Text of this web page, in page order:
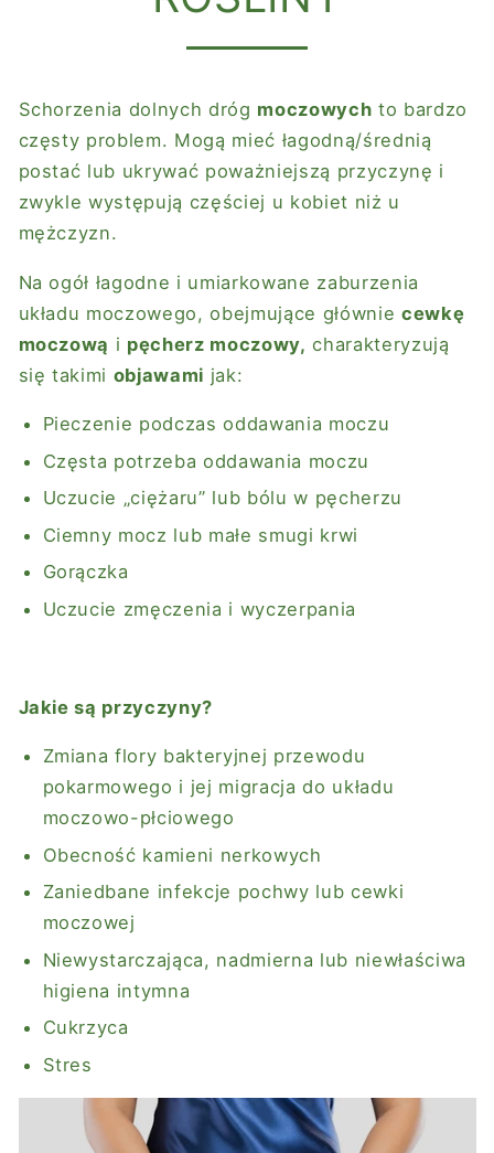
Schorzenia dolnych dróg moczowych to bardzo
częsty problem. Mogą mieć łagodną/średnią
postać lub ukrywać poważniejszą przyczynę i
zwykle występują częściej u kobiet niż u
mężczyzn.
Na ogół łagodne i umiarkowane zaburzenia
układu moczowego, obejmujące głównie cewkę
moczową i pęcherz moczowy, charakteryzują
się takimi objawami jak:
Pieczenie podczas oddawania moczu
Częsta potrzeba oddawania moczu
Uczucie „ciężaru” lub bólu w pęcherzu
Ciemny mocz lub małe smugi krwi
Gorączka
Uczucie zmęczenia i wyczerpania
Jakie są przyczyny?
Zmiana flory bakteryjnej przewodu
pokarmowego i jej migracja do układu
moczowo-płciowego
Obecność kamieni nerkowych
Zaniedbane infekcje pochwy lub cewki
moczowej
Niewystarczająca, nadmierna lub niewłaściwa
higiena intymna
Cukrzyca
Stres